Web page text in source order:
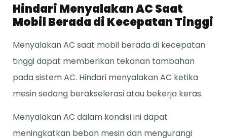
Hindari Menyalakan AC Saat
Mobil Berada di Kecepatan Tinggi
Menyalakan AC saat mobil berada di kecepatan
tinggi dapat memberikan tekanan tambahan
pada sistem AC. Hindari menyalakan AC ketika
mesin sedang berakselerasi atau bekerja keras.
Menyalakan AC dalam kondisi ini dapat
meningkatkan beban mesin dan mengurangi